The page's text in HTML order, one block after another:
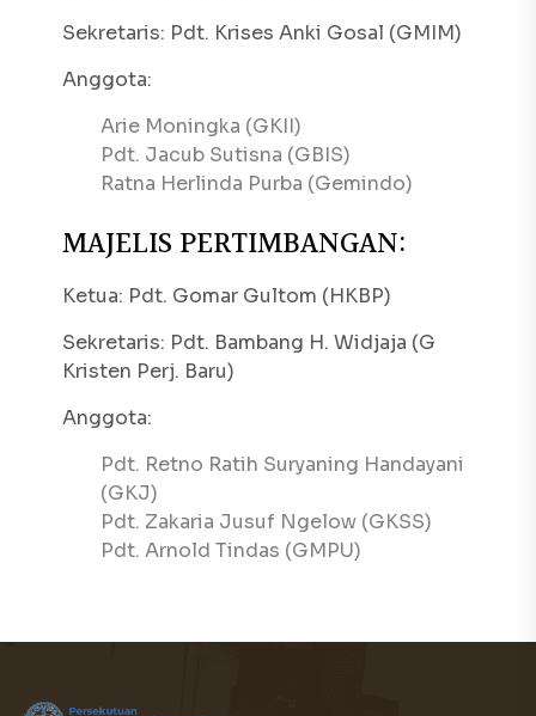
Sekretaris: Pdt. Krises Anki Gosal (GMIM)
Anggota:
Arie Moningka (GKII)
Pdt. Jacub Sutisna (GBIS)
Ratna Herlinda Purba (Gemindo)
MAJELIS PERTIMBANGAN:
Ketua: Pdt. Gomar Gultom (HKBP)
Sekretaris: Pdt. Bambang H. Widjaja (G
Kristen Perj. Baru)
Anggota:
Pdt. Retno Ratih Suryaning Handayani
(GKJ)
Pdt. Zakaria Jusuf Ngelow (GKSS)
Pdt. Arnold Tindas (GMPU)